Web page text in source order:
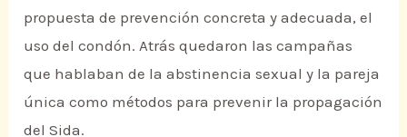
propuesta de prevención concreta y adecuada, el
uso del condón. Atrás quedaron las campañas
que hablaban de la abstinencia sexual y la pareja
única como métodos para prevenir la propagación
del Sida.